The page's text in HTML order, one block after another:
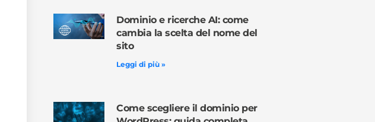
Dominio e ricerche AI: come
cambia la scelta del nome del
sito
Leggi di più »
Come scegliere il dominio per